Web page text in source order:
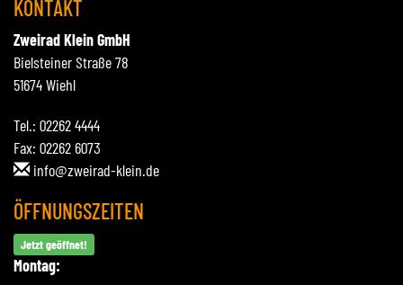
KONTAKT
Zweirad Klein GmbH
Bielsteiner Straße 78
51674 Wiehl
Tel.: 02262 4444
Fax: 02262 6073
info@zweirad-klein.de
ÖFFNUNGSZEITEN
Jetzt geöffnet!
Montag: